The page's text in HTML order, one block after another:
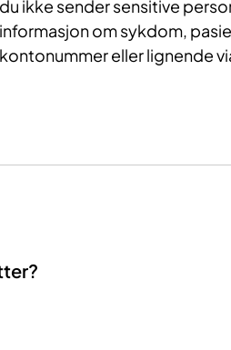
du ikke sender sensitive
informasjon om sykdom,
kontonummer eller lignende